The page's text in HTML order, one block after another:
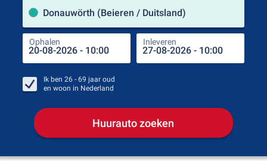
Donauwörth (Beieren / Duitsland)
Ophalen Inleveren
Ik ben 26 - 69 jaar oud
en woon in Nederland
Huurauto zoeken